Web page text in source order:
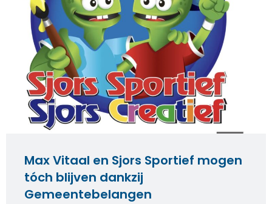
Max Vitaal en Sjors Sportief mogen
tóch blijven dankzij
Gemeentebelangen